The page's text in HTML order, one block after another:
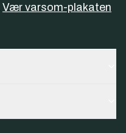
Vær varsom-plakaten